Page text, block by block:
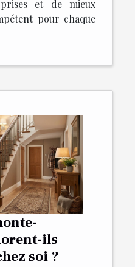
et de mieux
pour chaque
ils
soi ?